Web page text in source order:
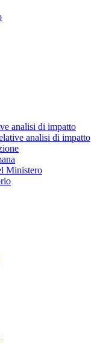
analisi di impatto
analisi di impatto
Ministero